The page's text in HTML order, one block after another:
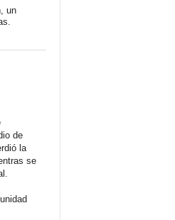
un
de
la
se